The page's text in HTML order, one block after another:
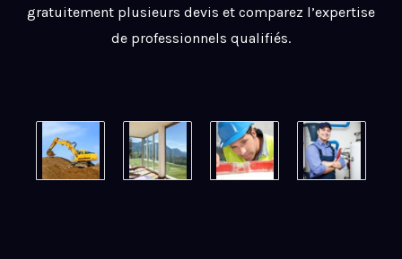
gratuitement plusieurs devis et comparez l’expertise
de professionnels qualifiés.